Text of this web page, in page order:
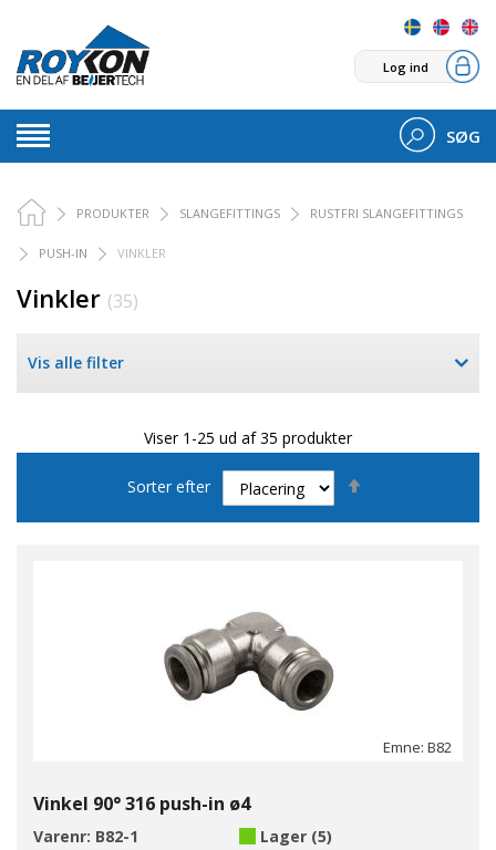
Log ind
SØG
PRODUKTER SLANGEFITTINGS RUSTFRI SLANGEFITTINGS
PUSH-IN VINKLER
Vinkler (35)
Vis alle filter
Viser 1-25 ud af 35 produkter
Sorter efter
Emne: B82
Vinkel 90° 316 push-in ø4
Varenr: B82-1
Lager (5)